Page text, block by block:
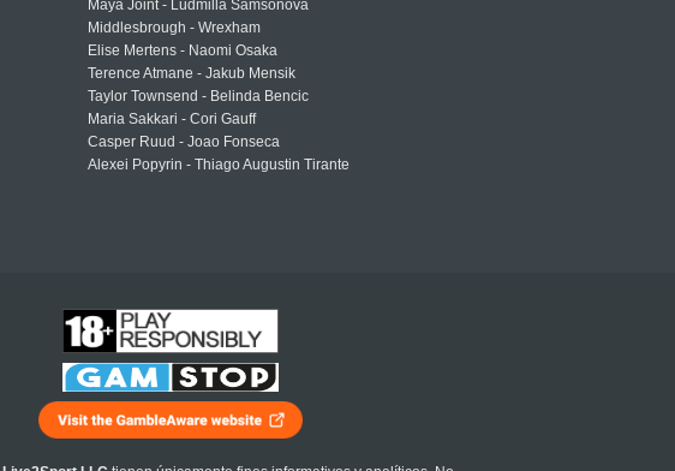
Maya Joint - Ludmilla Samsonova
Middlesbrough - Wrexham
Elise Mertens - Naomi Osaka
Terence Atmane - Jakub Mensik
Taylor Townsend - Belinda Bencic
Maria Sakkari - Cori Gauff
Casper Ruud - Joao Fonseca
Alexei Popyrin - Thiago Augustin Tirante